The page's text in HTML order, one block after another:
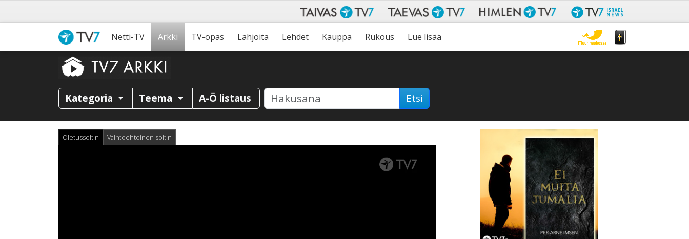
Netti-TV Arkki TV-opas Lahjoita Lehdet Kauppa Rukous Lue lisää
Kategoria Teema A-Ö listaus Etsi
Oletussoitin Vaihtoehtoinen soitin